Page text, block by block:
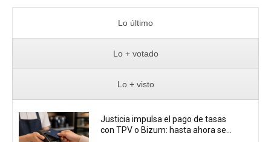
Lo último
Lo + votado
Lo + visto
Justicia impulsa el pago de tasas
con TPV o Bizum: hasta ahora se...